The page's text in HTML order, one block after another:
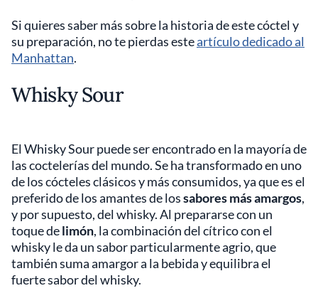
Si quieres saber más sobre la historia de este cóctel y
su preparación, no te pierdas esteartículo dedicado al
Manhattan.
Whisky Sour
El Whisky Sour puede ser encontrado en la mayoría de
las coctelerías del mundo. Se ha transformado en uno
de los cócteles clásicos y más consumidos, ya que es el
preferido de los amantes de lossabores más amargos,
y por supuesto, del whisky. Al prepararse con un
toque delimón, la combinación del cítrico con el
whisky le da un sabor particularmente agrio, que
también suma amargor a la bebida y equilibra el
fuerte sabor del whisky.